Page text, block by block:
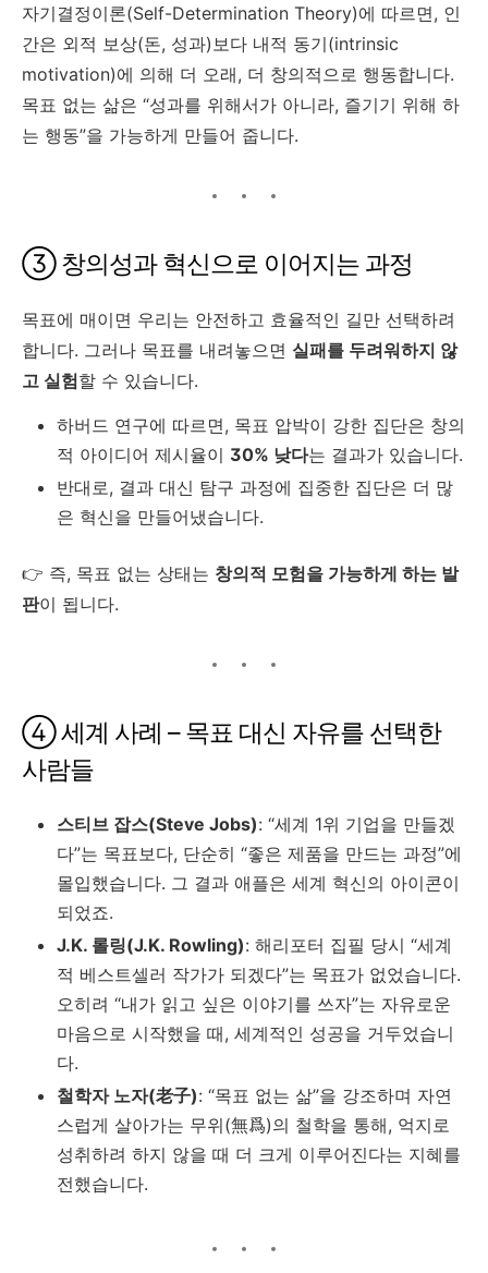
자기결정이론(Self-Determination Theory)에 따르면, 인
간은 외적 보상(돈, 성과)보다 내적 동기(intrinsic
motivation)에 의해 더 오래, 더 창의적으로 행동합니다.
목표 없는 삶은 “성과를 위해서가 아니라, 즐기기 위해 하
는 행동”을 가능하게 만들어 줍니다.
③ 창의성과 혁신으로 이어지는 과정
목표에 매이면 우리는 안전하고 효율적인 길만 선택하려
합니다. 그러나 목표를 내려놓으면 실패를 두려워하지 않
고 실험할 수 있습니다.
하버드 연구에 따르면, 목표 압박이 강한 집단은 창의
적 아이디어 제시율이 30% 낮다는 결과가 있습니다.
반대로, 결과 대신 탐구 과정에 집중한 집단은 더 많
은 혁신을 만들어냈습니다.
👉 즉, 목표 없는 상태는 창의적 모험을 가능하게 하는 발
판이 됩니다.
④ 세계 사례 – 목표 대신 자유를 선택한
사람들
스티브 잡스(Steve Jobs): “세계 1위 기업을 만들겠
다”는 목표보다, 단순히 “좋은 제품을 만드는 과정”에
몰입했습니다. 그 결과 애플은 세계 혁신의 아이콘이
되었죠.
J.K. 롤링(J.K. Rowling): 해리포터 집필 당시 “세계
적 베스트셀러 작가가 되겠다”는 목표가 없었습니다.
오히려 “내가 읽고 싶은 이야기를 쓰자”는 자유로운
마음으로 시작했을 때, 세계적인 성공을 거두었습니
다.
철학자 노자(老子): “목표 없는 삶”을 강조하며 자연
스럽게 살아가는 무위(無爲)의 철학을 통해, 억지로
성취하려 하지 않을 때 더 크게 이루어진다는 지혜를
전했습니다.